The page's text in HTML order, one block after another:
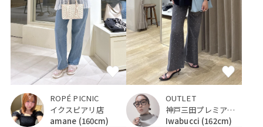
ROPÉ PICNIC
イクスピアリ店
amane (160cm)
OUTLET
神戸三田プレミアム・アウトレット
Iwabucci (162cm)